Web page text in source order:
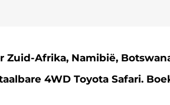
Zuid-Afrika, Namibië,
4WD Toyota Safari.